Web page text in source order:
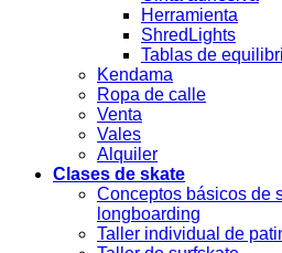
Herramienta
ShredLights
Tablas de
Kendama
Ropa de calle
Venta
Vales
Alquiler
Clases de skate
Conceptos básicos de
longboarding
Taller individual de